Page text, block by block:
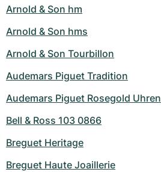
Arnold & Son hm
Arnold & Son hms
Arnold & Son Tourbillon
Audemars Piguet Tradition
Audemars Piguet Rosegold Uhren
Bell & Ross 103 0866
Breguet Heritage
Breguet Haute Joaillerie